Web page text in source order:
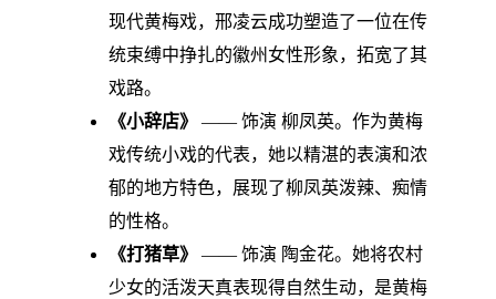
现代黄梅戏，邢凌云成功塑造了一位在传
统束缚中挣扎的徽州女性形象，拓宽了其
戏路。
《小辞店》
—— 饰演 柳凤英。作为黄梅
戏传统小戏的代表，她以精湛的表演和浓
郁的地方特色，展现了柳凤英泼辣、痴情
的性格。
《打猪草》
—— 饰演 陶金花。她将农村
少女的活泼天真表现得自然生动，是黄梅